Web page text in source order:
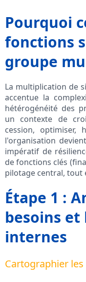
Pourquoi
fonctions
groupe
La multiplication de
accentue la
hétérogénéité des
un contexte de
cession, optimiser,
l'organisation
impératif de
de fonctions clés
pilotage central, tout
Étape 1 :
besoins et
internes
Cartographier